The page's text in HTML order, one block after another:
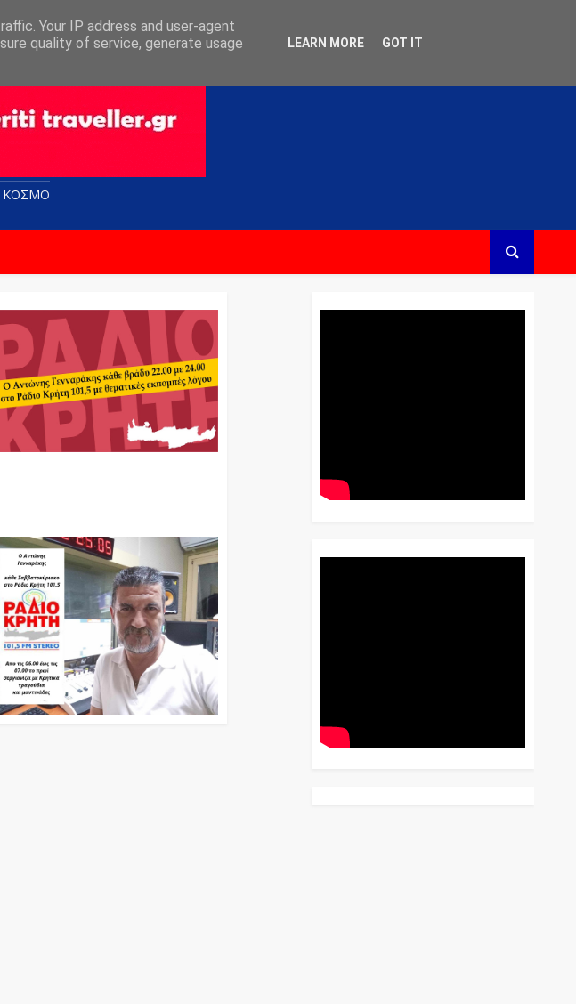
Your IP address and user-agent
quality of service, generate usage
LEARN MORE GOT IT